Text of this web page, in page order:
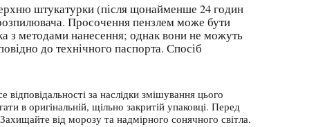
(після щонайменше 24 годин
Просочення пензлем може бути
з методами нанесення; однак вони не можуть
до технічного паспорта. Спосіб
за наслідки змішування цього
в оригінальній, щільно закритій упаковці. Перед
від морозу та надмірного сонячного світла.